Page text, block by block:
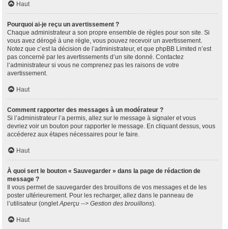
Haut
Pourquoi ai-je reçu un avertissement ?
Chaque administrateur a son propre ensemble de règles pour son site. Si
vous avez dérogé à une règle, vous pouvez recevoir un avertissement.
Notez que c’est la décision de l’administrateur, et que phpBB Limited n’est
pas concerné par les avertissements d’un site donné. Contactez
l’administrateur si vous ne comprenez pas les raisons de votre
avertissement.
Haut
Comment rapporter des messages à un modérateur ?
Si l’administrateur l’a permis, allez sur le message à signaler et vous
devriez voir un bouton pour rapporter le message. En cliquant dessus, vous
accéderez aux étapes nécessaires pour le faire.
Haut
À quoi sert le bouton « Sauvegarder » dans la page de rédaction de
message ?
Il vous permet de sauvegarder des brouillons de vos messages et de les
poster ultérieurement. Pour les recharger, allez dans le panneau de
l’utilisateur (ongletAperçu --> Gestion des brouillons).
Haut